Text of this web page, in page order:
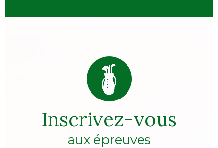
Inscrivez-vous
aux épreuves